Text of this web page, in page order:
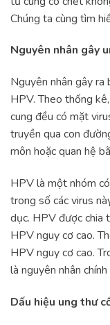
Chúng ta cùng tìm
Nguyên nhân gây
Nguyên nhân gây
HPV. Theo thống
cung đều có mặt
truyền qua con
môn hoặc quan hệ
HPV là một nhóm
trong số các virus
dục. HPV được chia
HPV nguy cơ cao.
HPV nguy cơ cao.
là nguyên nhân
Dấu hiệu ung thư